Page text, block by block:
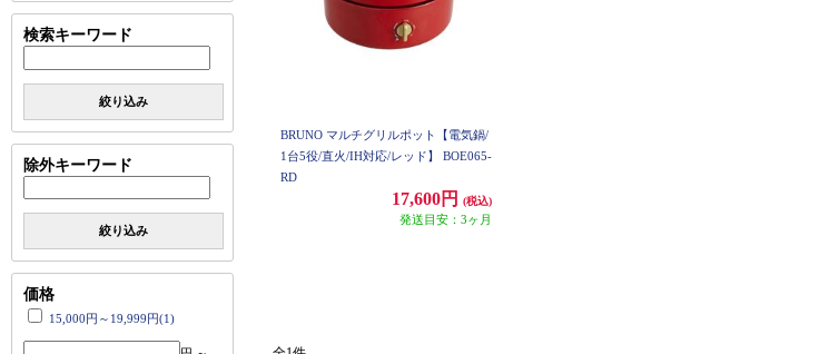
検索キーワード
絞り込み
除外キーワード
絞り込み
価格
15,000円～19,999円(1)
BRUNO マルチグリルポット【電気鍋/
1台5役/直火/IH対応/レッド】 BOE065-
RD
17,600円 (税込)
発送目安：3ヶ月